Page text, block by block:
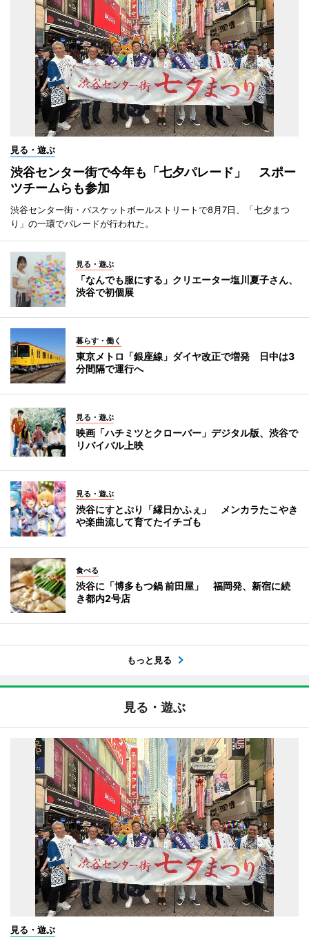
見る・遊ぶ
渋谷センター街で今年も「七夕パレード」 スポー
ツチームらも参加
渋谷センター街・バスケットボールストリートで8月7日、「七夕まつ
り」の一環でパレードが行われた。
見る・遊ぶ
「なんでも服にする」クリエーター塩川夏子さん、
渋谷で初個展
暮らす・働く
東京メトロ「銀座線」ダイヤ改正で増発 日中は3
分間隔で運行へ
見る・遊ぶ
映画「ハチミツとクローバー」デジタル版、渋谷で
リバイバル上映
見る・遊ぶ
渋谷にすとぷり「縁日かふぇ」 メンカラたこやき
や楽曲流して育てたイチゴも
食べる
渋谷に「博多もつ鍋 前田屋」 福岡発、新宿に続
き都内2号店
もっと見る
見る・遊ぶ
見る・遊ぶ